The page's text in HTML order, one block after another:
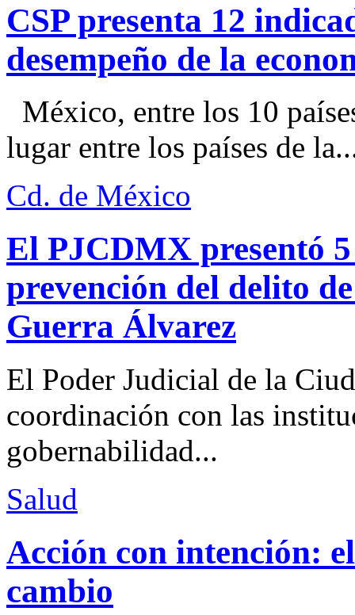
CSP presenta 12
desempeño de la
México, entre los 10
lugar entre los países de
Cd. de México
El PJCDMX presentó
prevención del delito
Guerra Álvarez
El Poder Judicial de la
coordinación con las
gobernabilidad...
Salud
Acción con intención:
cambio